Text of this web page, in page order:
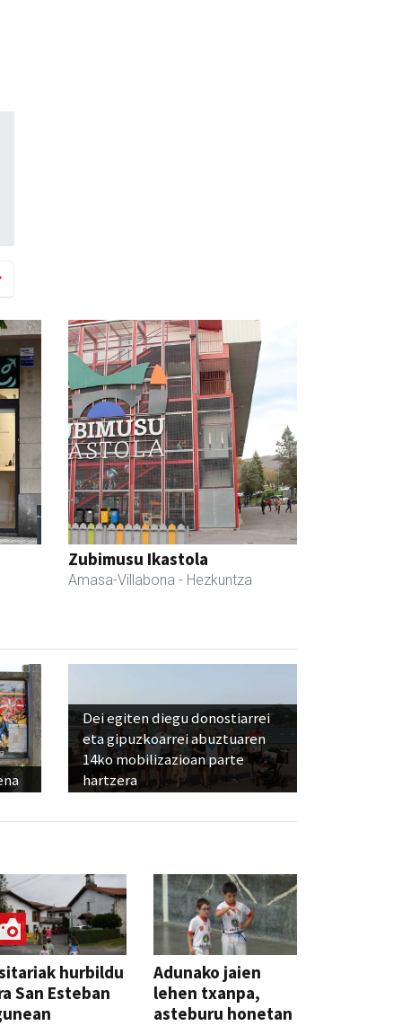
Zubimusu Ikastola
Amasa-Villabona - Hezkuntza
Dei egiten diegu donostiarrei
eta gipuzkoarrei abuztuaren
14ko mobilizazioan parte
hartzera
hurbildu
San Esteban
Adunako jaien
lehen txanpa,
asteburu honetan